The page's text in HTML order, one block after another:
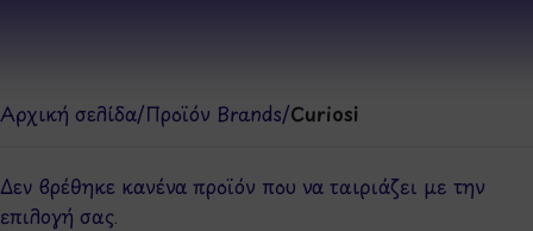
Αρχική σελίδα/Προϊόν Brands/Curiosi
Δεν βρέθηκε κανένα προϊόν που να ταιριάζει με την
επιλογή σας.